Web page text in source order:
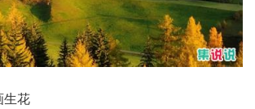
生花